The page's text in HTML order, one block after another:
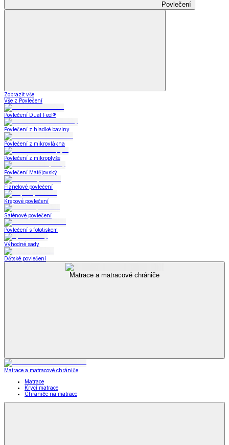
Povlečení
Zobrazit vše
Vše z Povlečení
Povlečení Dual Feel®
Povlečení z hladké bavlny
Povlečení z mikrovlákna
Povlečení z mikroplyše
Povlečení Matějovský
Flanelové povlečení
Krepové povlečení
Saténové povlečení
Povlečení s fototiskem
Výhodné sady
Dětské povlečení
Matrace a matracové chrániče
Matrace a matracové chrániče
Matrace
Krycí matrace
Chrániče na matrace